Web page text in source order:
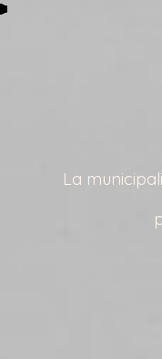
La